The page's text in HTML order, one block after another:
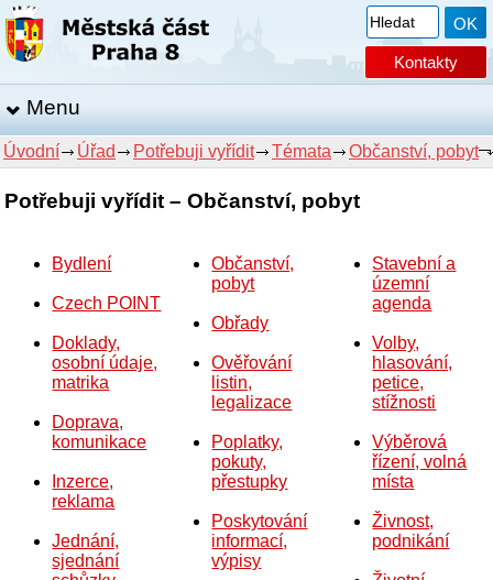
Kontakty
Menu
Úvodní Úřad Potřebuji vyřídit Témata Občanství, pobyt
Potřebuji vyřídit – Občanství, pobyt
Bydlení
Czech POINT
Doklady,
osobní údaje,
matrika
Doprava,
komunikace
Inzerce,
reklama
Jednání,
sjednání
Občanství,
pobyt
Obřady
Ověřování
listin,
legalizace
Poplatky,
pokuty,
přestupky
Poskytování
informací,
výpisy
Stavební a
územní
agenda
Volby,
hlasování,
petice,
stížnosti
Výběrová
řízení, volná
místa
Živnost,
podnikání